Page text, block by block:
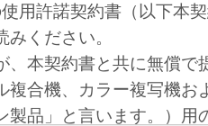
用許諾契約書（以下本
ください。
、本契約書と共に無償で
複合機、カラー複写機お
製品」と言います。）用